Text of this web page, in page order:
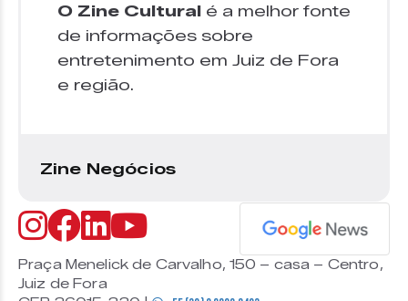
O Zine Cultural é a melhor fonte
de informações sobre
entretenimento em Juiz de Fora
e região.
Zine Negócios
Praça Menelick de Carvalho, 150 – casa – Centro,
Juiz de Fora